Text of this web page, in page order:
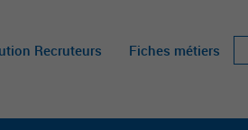
Recruteurs Fiches métiers